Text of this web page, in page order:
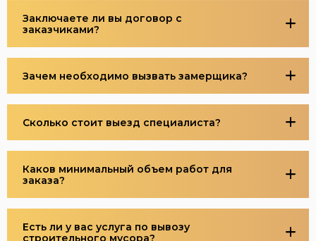
Заключаете ли вы договор с
заказчиками?
Зачем необходимо вызвать замерщика?
Сколько стоит выезд специалиста?
Каков минимальный объем работ для
заказа?
Есть ли у вас услуга по вывозу
строительного мусора?